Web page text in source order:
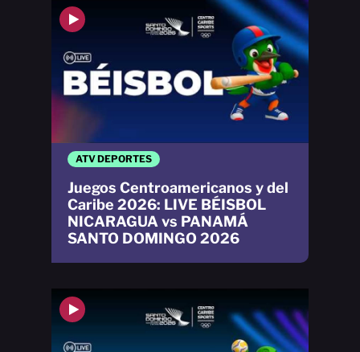
ATV DEPORTES
Juegos Centroamericanos y del
Caribe 2026: LIVE BÉISBOL
NICARAGUA vs PANAMÁ
SANTO DOMINGO 2026